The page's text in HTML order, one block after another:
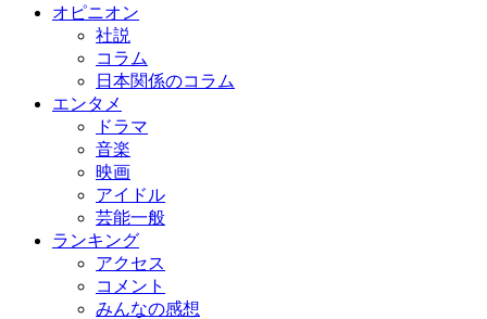
オピニオン
社説
コラム
日本関係のコラム
エンタメ
ドラマ
音楽
映画
アイドル
芸能一般
ランキング
アクセス
コメント
みんなの感想